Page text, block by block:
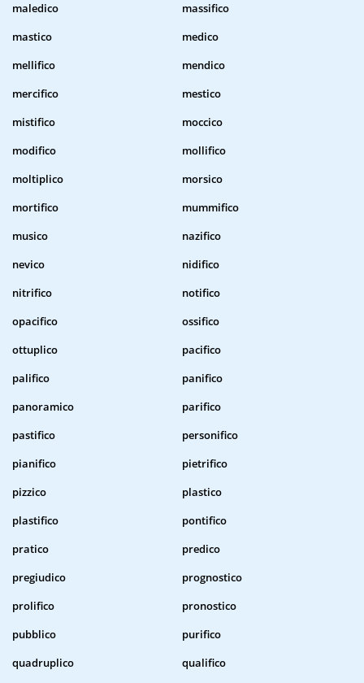
maledico
massifico
mastico
medico
mellifico
mendico
mercifico
mestico
mistifico
moccico
modifico
mollifico
moltiplico
morsico
mortifico
mummifico
musico
nazifico
nevico
nidifico
nitrifico
notifico
opacifico
ossifico
ottuplico
pacifico
palifico
panifico
panoramico
parifico
pastifico
personifico
pianifico
pietrifico
pizzico
plastico
plastifico
pontifico
pratico
predico
pregiudico
prognostico
prolifico
pronostico
pubblico
purifico
quadruplico
qualifico